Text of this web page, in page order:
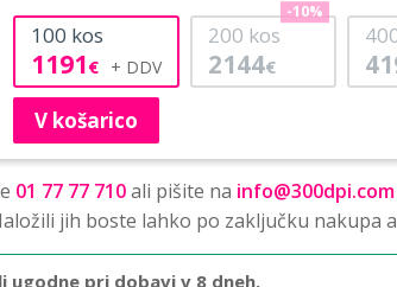
100 kos
1191€
200 kos
2144€
-10%
V košarico
01 77 77 710ali pišite na info@300dpi.com
jih boste lahko po zaključku nakupa
ugodne pri dobavi v 8 dneh.